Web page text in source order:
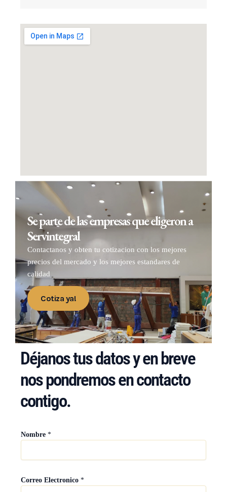
Se parte de las empresas que eligeron a
Servintegral
Contactanos y obten tu cotizacion con los mejores
precios del mercado y los mejores estandares de
calidad
Cotiza ya!
Déjanos tus datos y en breve
nos pondremos en contacto
contigo.
*
l
c
t
Nombre *
Correo Electronico *